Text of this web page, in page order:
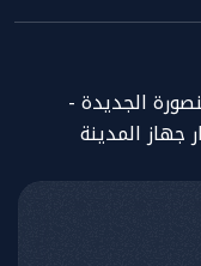
الجديدة -
جهاز المدينة